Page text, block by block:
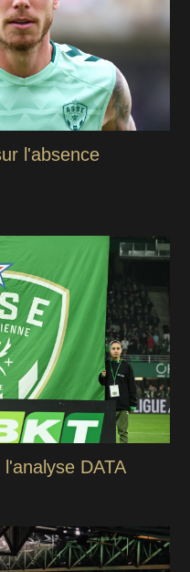
l'absence
DATA